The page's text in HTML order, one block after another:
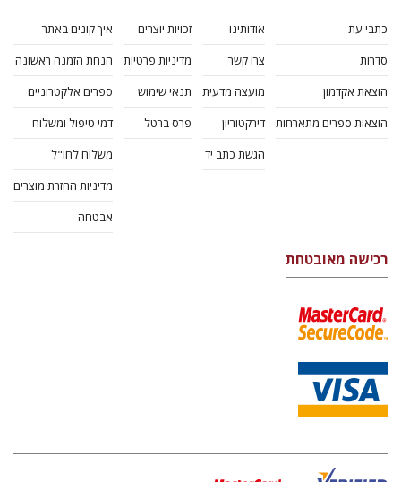
כתבי עת
סדרות
הוצאת אקדמון
הוצאות ספרים מתארחות
אודותינו
צרו קשר
מועצה מדעית
דירקטוריון
הגשת כתב יד
זכויות יוצרים
מדיניות פרטיות
תנאי שימוש
פרס ברטל
איך קונים באתר
הנחת הזמנה ראשונה
ספרים אלקטרוניים
דמי טיפול ומשלוח
משלוח לחו"ל
מדיניות החזרת מוצרים
אבטחה
רכישה מאובטחת